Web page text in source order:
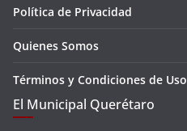
Política de Privacidad
Quienes Somos
Términos y Condiciones de Uso
El Municipal Querétaro